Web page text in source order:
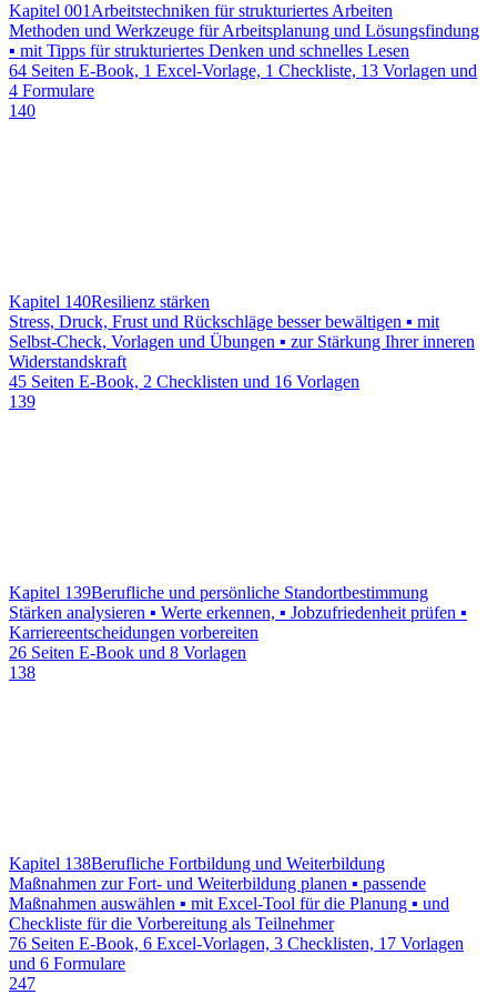
Kapitel 001 Arbeitstechniken für strukturiertes Arbeiten
Methoden und Werkzeuge für Arbeitsplanung und Lösungsfindung
▪ mit Tipps für strukturiertes Denken und schnelles Lesen
64 Seiten E-Book, 1 Excel-Vorlage, 1 Checkliste, 13 Vorlagen und
4 Formulare
140
Kapitel 140Resilienz stärken
Stress, Druck, Frust und Rückschläge besser bewältigen ▪ mit
Selbst-Check, Vorlagen und Übungen ▪ zur Stärkung Ihrer inneren
Widerstandskraft
45 Seiten E-Book, 2 Checklisten und 16 Vorlagen
139
Kapitel 139Berufliche und persönliche Standortbestimmung
Stärken analysieren ▪ Werte erkennen, ▪ Jobzufriedenheit prüfen ▪
Karriereentscheidungen vorbereiten
26 Seiten E-Book und 8 Vorlagen
138
Kapitel 138Berufliche Fortbildung und Weiterbildung
Maßnahmen zur Fort- und Weiterbildung planen ▪ passende
Maßnahmen auswählen ▪ mit Excel-Tool für die Planung ▪ und
Checkliste für die Vorbereitung als Teilnehmer
76 Seiten E-Book, 6 Excel-Vorlagen, 3 Checklisten, 17 Vorlagen
und 6 Formulare
247